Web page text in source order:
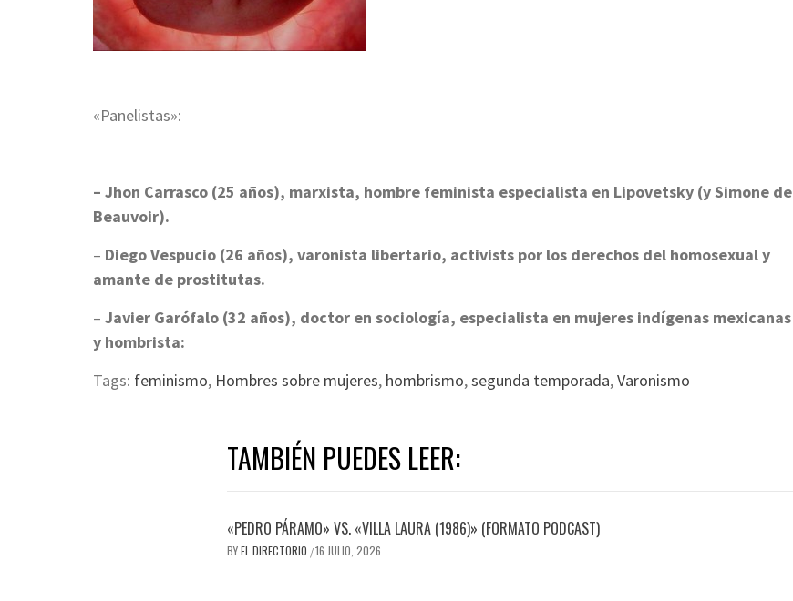
«Panelistas»:
– Jhon Carrasco (25 años), marxista, hombre feminista especialista en Lipovetsky (y Simone de
Beauvoir).
– Diego Vespucio (26 años), varonista libertario, activists por los derechos del homosexual y
amante de prostitutas.
– Javier Garófalo (32 años), doctor en sociología, especialista en mujeres indígenas mexicanas
y hombrista:
Tags: feminismo, Hombres sobre mujeres, hombrismo,segunda temporada,Varonismo
TAMBIÉN PUEDES LEER:
«PEDRO PÁRAMO» VS. «VILLA LAURA (1986)» (FORMATO PODCAST)
BYEL DIRECTORIO /16 JULIO, 2026